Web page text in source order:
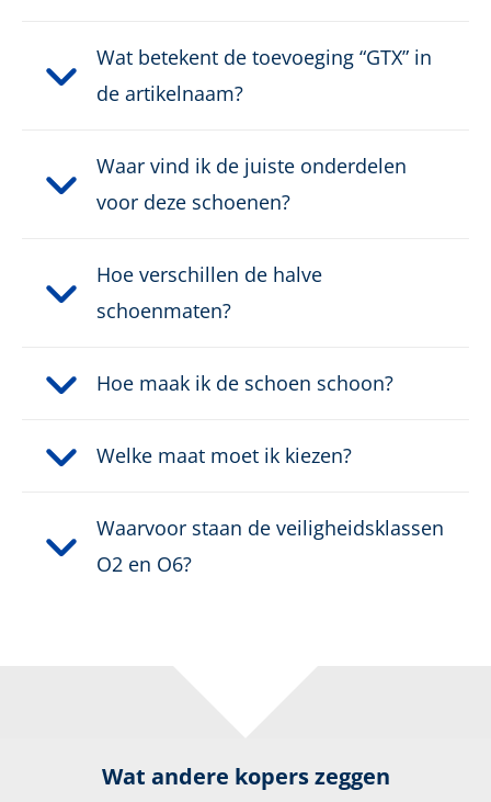
Wat betekent de toevoeging “GTX” in
de artikelnaam?
Waar vind ik de juiste onderdelen
voor deze schoenen?
Hoe verschillen de halve
schoenmaten?
Hoe maak ik de schoen schoon?
Welke maat moet ik kiezen?
Waarvoor staan de veiligheidsklassen
O2 en O6?
Wat andere kopers zeggen